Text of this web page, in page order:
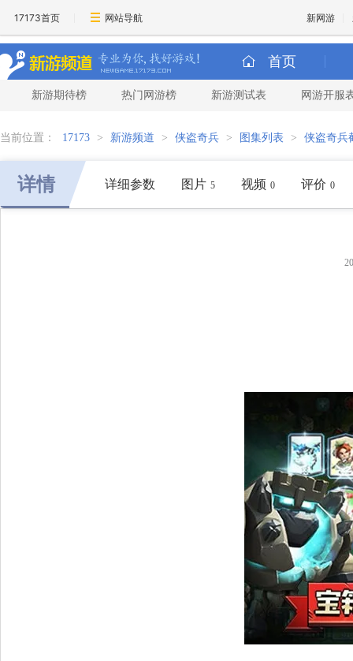
17173首页 网站导航 新网游
首页
新游期待榜 热门网游榜 新游测试表 网游开服
当前位置： 17173 > 新游频道 > 侠盗奇兵 > 图集列表 > 侠盗奇兵
详情 详细参数 图片 5 视频 0 评价 0